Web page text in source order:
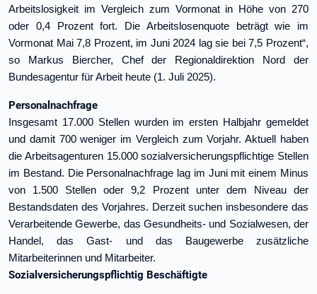
Arbeitslosigkeit im Vergleich zum Vormonat in Höhe von 270
oder 0,4 Prozent fort. Die Arbeitslosenquote beträgt wie im
Vormonat Mai 7,8 Prozent, im Juni 2024 lag sie bei 7,5 Prozent“,
so Markus Biercher, Chef der Regionaldirektion Nord der
Bundesagentur für Arbeit heute (1. Juli 2025).
Personalnachfrage
Insgesamt 17.000 Stellen wurden im ersten Halbjahr gemeldet
und damit 700 weniger im Vergleich zum Vorjahr. Aktuell haben
die Arbeitsagenturen 15.000 sozialversicherungspflichtige Stellen
im Bestand. Die Personalnachfrage lag im Juni mit einem Minus
von 1.500 Stellen oder 9,2 Prozent unter dem Niveau der
Bestandsdaten des Vorjahres. Derzeit suchen insbesondere das
Verarbeitende Gewerbe, das Gesundheits- und Sozialwesen, der
Handel, das Gast- und das Baugewerbe zusätzliche
Mitarbeiterinnen und Mitarbeiter.
Sozialversicherungspflichtig Beschäftigte